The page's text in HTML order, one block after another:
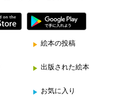
絵本の投稿
出版された絵本
お気に入り